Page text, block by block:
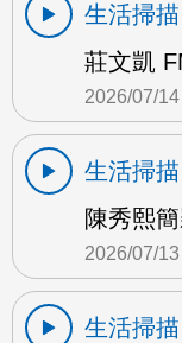
生活掃描
莊文凱
2026/07/14
生活掃描
陳秀熙
2026/07/13
生活掃描